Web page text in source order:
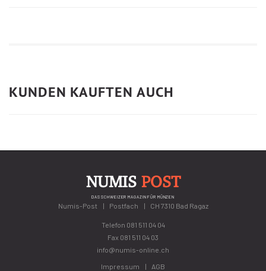
KUNDEN KAUFTEN AUCH
NUMIS POST
DAS SCHWEIZER MAGAZIN FÜR MÜNZEN
Numis-Post Postfach CH 7310 Bad Ragaz
Telefon 081 511 04 04
Fax 081 511 04 03
info@numis-online.ch
Impressum
AGB